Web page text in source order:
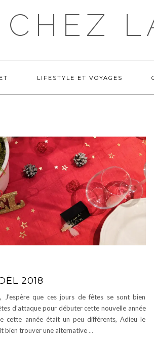
LIFESTYLE ET VOYAGES
2018
J’espère que ces jours de fêtes se sont bien
d’attaque pour débuter cette nouvelle année
cette année était un peu différents, Adieu le
bien trouver une alternative …